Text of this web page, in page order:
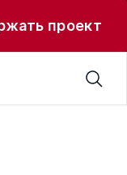
проект